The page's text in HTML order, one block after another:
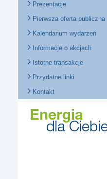
Prezentacje
Pierwsza oferta publiczna
Kalendarium wydarzeń
Informacje o akcjach
Istotne transakcje
Przydatne linki
Kontakt